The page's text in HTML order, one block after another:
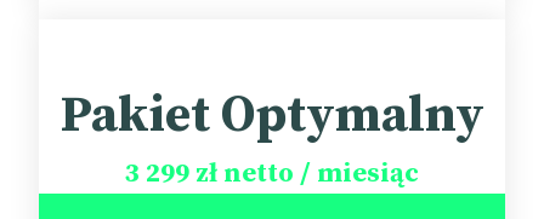
Pakiet Optymalny
3 299 zł netto / miesiąc